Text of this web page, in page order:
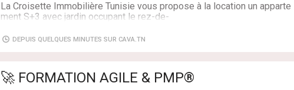
La Croisette Immobilière Tunisie vous propose à la location un apparte
ment S+3 avec jardin occupant le rez-de-
ir, d’une salle d'eau avec douche, de trois chambres à coucher avec dres
sings et d'une salle de bain.
DEPUIS QUELQUES MINUTES SUR CAVA.TN
🚀 FORMATION AGILE & PMP®